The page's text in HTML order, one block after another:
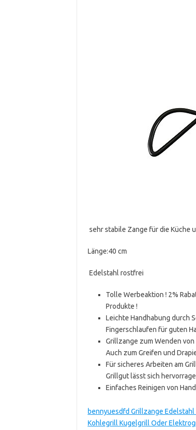
sehr stabile Zange für die Küche
Länge:40 cm
Edelstahl rostfrei
Tolle Werbeaktion ! 2%
Produkte !
Leichte Handhabung durch
Fingerschlaufen für guten
Grillzange zum Wenden von
Auch zum Greifen und
Für sicheres Arbeiten am
Grillgut lässt sich
Einfaches Reinigen von
bennyuesdfd Grillzange
Kohlegrill Kugelgrill Oder